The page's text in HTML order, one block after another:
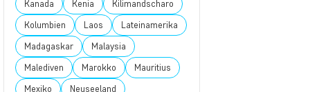
Kanada Kenia Kilimandscharo
Kolumbien Laos Lateinamerika
Madagaskar Malaysia
Malediven Marokko Mauritius
Mexiko Neuseeland